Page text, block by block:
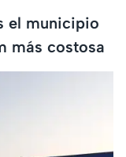
el municipio
más costosa